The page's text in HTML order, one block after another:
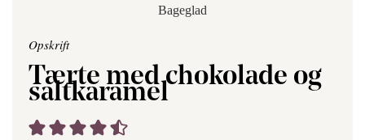
Opskrift
Tærte med chokolade og
saltkaramel